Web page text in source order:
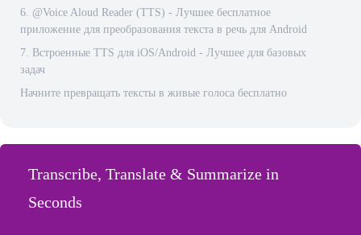
6. @Voice Aloud Reader (TTS) - Лучшее бесплатное
приложение для преобразования текста в речь для Android
7. Встроенные TTS для iOS/Android - Лучшее для базовых
задач
Начните превращать тексты в живые голоса бесплатно
Transcribe, Translate & Summarize in
Seconds